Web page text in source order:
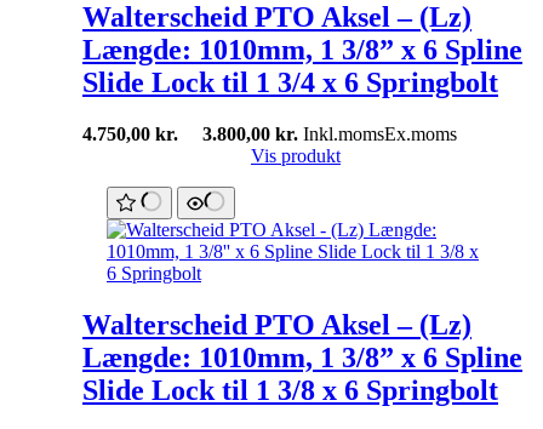
Walterscheid PTO Aksel – (Lz)
Længde: 1010mm, 1 3/8” x 6 Spline
Slide Lock til 1 3/4 x 6 Springbolt
4.750,00 kr. 3.800,00 kr. Inkl.momsEx.moms
Vis produkt
Walterscheid PTO Aksel – (Lz)
Længde: 1010mm, 1 3/8” x 6 Spline
Slide Lock til 1 3/8 x 6 Springbolt